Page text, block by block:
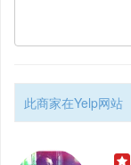
此商家在Yelp网站